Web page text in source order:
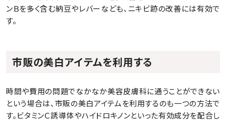
ンＢを多く含む納豆やレバーなども、ニキビ跡の改善には有効で
す。
市販の美白アイテムを利用する
時間や費用の問題でなかなか美容皮膚科に通うことができない
という場合は、市販の美白アイテムを利用するのも一つの方法で
す。ビタミンＣ誘導体やハイドロキノンといった有効成分を配合し